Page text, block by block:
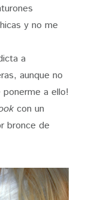
y no me
a
aunque no
a ello!
con un
bronce de